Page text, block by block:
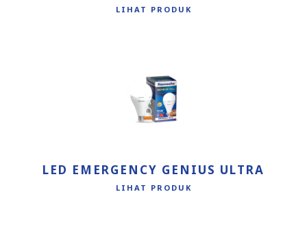
LIHAT PRODUK
LED EMERGENCY GENIUS ULTRA
LIHAT PRODUK